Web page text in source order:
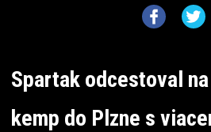
Spartak odcestoval
kemp do Plzne s